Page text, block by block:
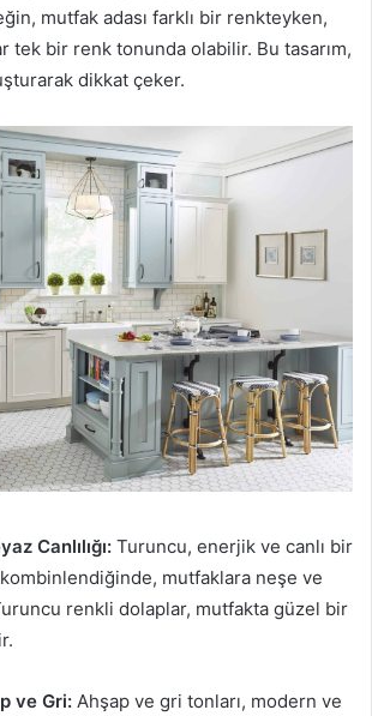
mutfak adası farklı bir renkteyken,
tek bir renk tonunda olabilir. Bu tasarım,
dikkat çeker.
Canlılığı: Turuncu, enerjik ve canlı bir
mutfaklara neşe ve
renkli dolaplar, mutfakta güzel bir
ve Gri: Ahşap ve gri tonları, modern ve